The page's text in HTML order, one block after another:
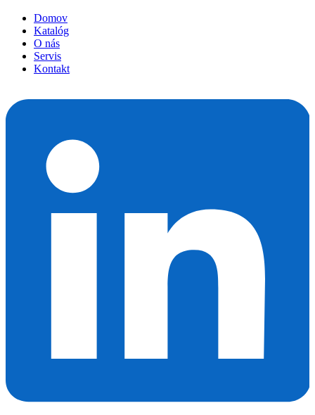
Domov
Katalóg
O nás
Servis
Kontakt